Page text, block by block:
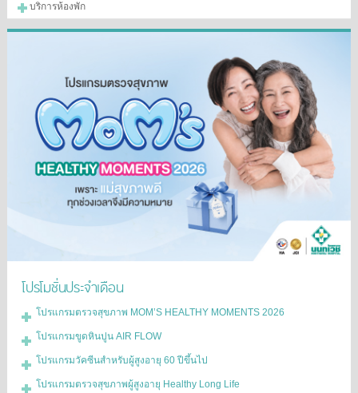
บริการห้องพัก
โปรโมชั่นประจำเดือน
โปรแกรมตรวจสุขภาพ MOM’S HEALTHY MOMENTS 2026
โปรแกรมขูดหินปูน AIR FLOW
โปรแกรมวัคซีนสำหรับผู้สูงอายุ 60 ปีขึ้นไป
โปรแกรมตรวจสุขภาพผู้สูงอายุ Healthy Long Life